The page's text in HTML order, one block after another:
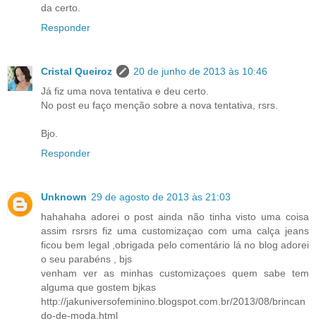
da certo.
Responder
Cristal Queiroz
20 de junho de 2013 às 10:46
Já fiz uma nova tentativa e deu certo.
No post eu faço menção sobre a nova tentativa, rsrs.
Bjo.
Responder
Unknown 29 de agosto de 2013 às 21:03
hahahaha adorei o post ainda não tinha visto uma coisa
assim rsrsrs fiz uma customizaçao com uma calça jeans
ficou bem legal ,obrigada pelo comentário lá no blog adorei
o seu parabéns , bjs
venham ver as minhas customizaçoes quem sabe tem
alguma que gostem bjkas
http://jakuniversofeminino.blogspot.com.br/2013/08/brincan
do-de-moda.html